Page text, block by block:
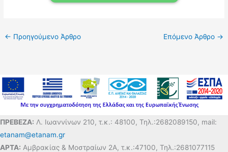
← Προηγούμενο Άρθρο Επόμενο Άρθρο →
ΠΡΕΒΕΖΑ: Λ. Ιωαννίνων 210, τ.κ.: 48100, Τηλ.:2682089150, mail:
etanam@etanam.gr
ΑΡΤΑ: Αμβρακίας & Μοστραίων 2Α, τ.κ.:47100, Τηλ.:2681077115